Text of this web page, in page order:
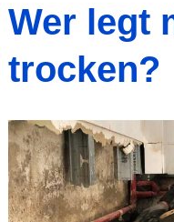
Wer legt
trocken?